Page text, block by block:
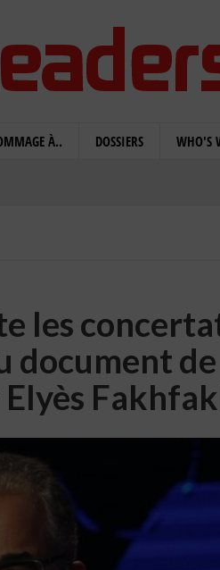
À.. DOSSIERS WHO'S
les
document de